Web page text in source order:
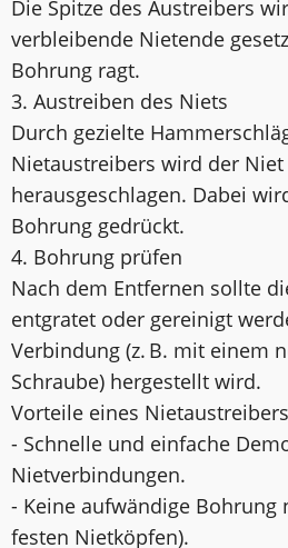
Die Spitze des Austreibers
verbleibende Nietende
Bohrung ragt.
3. Austreiben des Niets
Durch gezielte
Nietaustreibers wird der
herausgeschlagen. Dabei
Bohrung gedrückt.
4. Bohrung prüfen
Nach dem Entfernen sollte
entgratet oder gereinigt
Verbindung (z. B. mit einem
Schraube) hergestellt wird.
Vorteile eines
- Schnelle und einfache
Nietverbindungen.
- Keine aufwändige Bohrung
festen Nietköpfen).